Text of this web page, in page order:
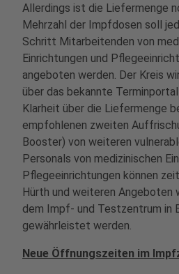
Allerdings ist die Liefermenge
Mehrzahl der Impfdosen soll
Schritt Mitarbeitenden von
Einrichtungen und
angeboten werden. Der Kreis
über das bekannte
Klarheit über die Liefermenge
empfohlenen zweiten
Booster) von weiteren
Personals von medizinischen
Pflegeeinrichtungen können
Hürth und weiteren Angeboten
dem Impf- und Testzentrum in
gewährleistet werden.
Neue Öffnungszeiten im